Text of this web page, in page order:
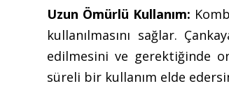
Uzun Ömürlü Kullanım:
kullanılmasını sağlar.
edilmesini ve gerektiğinde
süreli bir kullanım elde